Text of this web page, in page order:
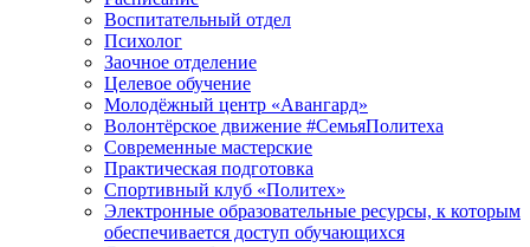
Воспитательный отдел
Психолог
Заочное отделение
Целевое обучение
Молодёжный центр «Авангард»
Волонтёрское движение #СемьяПолитеха
Современные мастерские
Практическая подготовка
Спортивный клуб «Политех»
Электронные образовательные ресурсы, к которым
обеспечивается доступ обучающихся